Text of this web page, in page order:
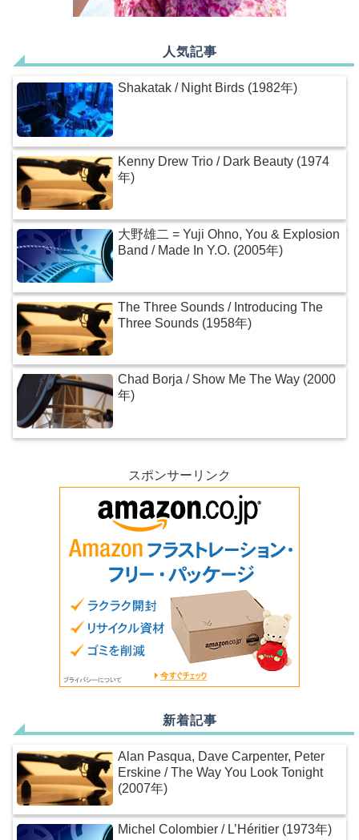
人気記事
Shakatak / Night Birds (1982年)
Kenny Drew Trio / Dark Beauty (1974
年)
大野雄二 = Yuji Ohno, You & Explosion
Band / Made In Y.O. (2005年)
The Three Sounds / Introducing The
Three Sounds (1958年)
Chad Borja / Show Me The Way (2000
年)
スポンサーリンク
新着記事
Alan Pasqua, Dave Carpenter, Peter
Erskine / The Way You Look Tonight
(2007年)
Michel Colombier / L’Héritier (1973年)